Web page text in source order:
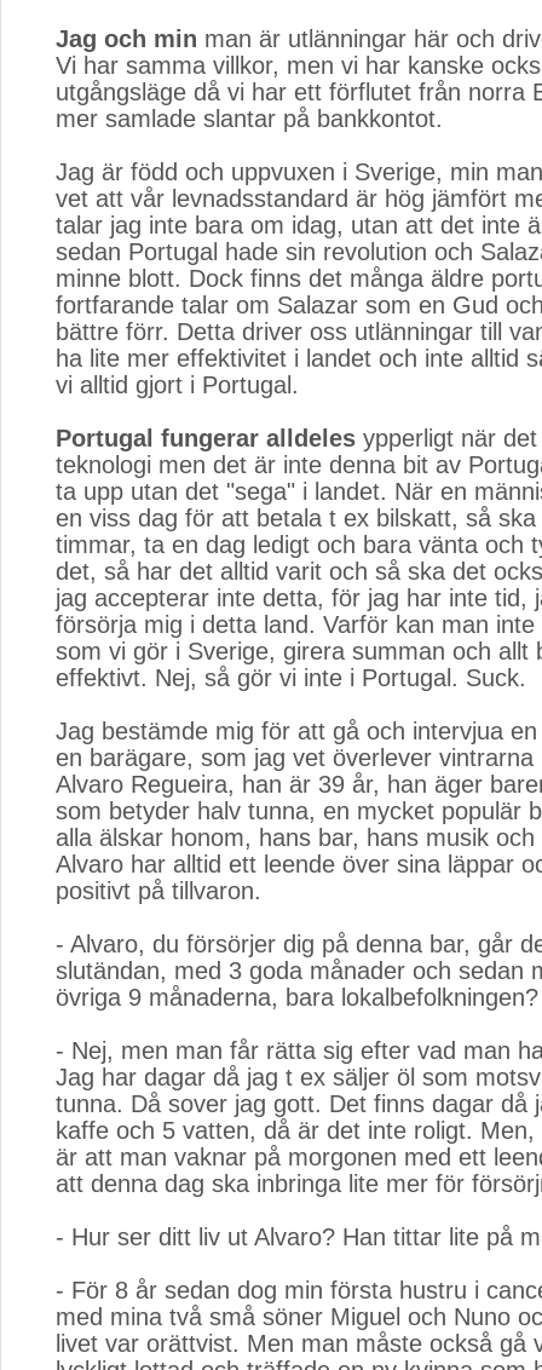
Jag och min man är utlänningar här och
Vi har samma villkor, men vi har kanske
utgångsläge då vi har ett förflutet från norra
mer samlade slantar på bankkontot.
Jag är född och uppvuxen i Sverige, min
vet att vår levnadsstandard är hög jämfört
talar jag inte bara om idag, utan att det inte
sedan Portugal hade sin revolution och
minne blott. Dock finns det många äldre
fortfarande talar om Salazar som en Gud
bättre förr. Detta driver oss utlänningar till
ha lite mer effektivitet i landet och inte alltid
vi alltid gjort i Portugal.
Portugal fungerar alldeles ypperligt när
teknologi men det är inte denna bit av
ta upp utan det "sega" i landet. När en
en viss dag för att betala t ex bilskatt, så
timmar, ta en dag ledigt och bara vänta och
det, så har det alltid varit och så ska det
jag accepterar inte detta, för jag har inte tid,
försörja mig i detta land. Varför kan man
som vi gör i Sverige, girera summan och allt
effektivt. Nej, så gör vi inte i Portugal. Suck.
Jag bestämde mig för att gå och intervjua
en barägare, som jag vet överlever vintrarna
Alvaro Regueira, han är 39 år, han äger
som betyder halv tunna, en mycket populär
alla älskar honom, hans bar, hans musik
Alvaro har alltid ett leende över sina läppar
positivt på tillvaron.
- Alvaro, du försörjer dig på denna bar, går
slutändan, med 3 goda månader och sedan
övriga 9 månaderna, bara lokalbefolkningen?
- Nej, men man får rätta sig efter vad man
Jag har dagar då jag t ex säljer öl som
tunna. Då sover jag gott. Det finns dagar då
kaffe och 5 vatten, då är det inte roligt.
är att man vaknar på morgonen med ett
att denna dag ska inbringa lite mer för
- Hur ser ditt liv ut Alvaro? Han tittar lite på
- För 8 år sedan dog min första hustru i
med mina två små söner Miguel och Nuno
livet var orättvist. Men man måste också gå